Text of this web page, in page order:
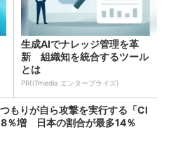
生成AIでナレッジ管理を革
新 組織知を統合するツール
とは
PR(ITmedia エンタープライズ)
もりが自ら攻撃を実行する「Cl
％増 日本の割合が最多14％